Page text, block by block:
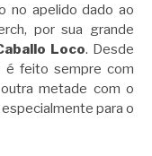
no apelido dado ao
por sua grande
Loco. Desde
é feito sempre com
metade com o
para o